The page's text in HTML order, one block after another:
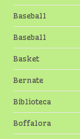
Baseball
Baseball
Basket
Bernate
Biblioteca
Boffalora